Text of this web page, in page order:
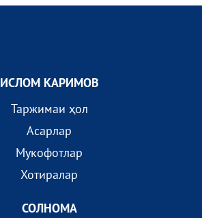
ИСЛОМ КАРИМОВ
Таржимаи ҳол
Асарлар
Мукофотлар
Хотиралар
СОЛНОМА